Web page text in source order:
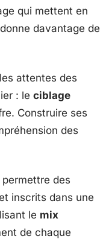
qui mettent en
davantage de
attentes des
: le ciblage
Construire ses
des
permettre des
inscrits dans une
le mix
de chaque